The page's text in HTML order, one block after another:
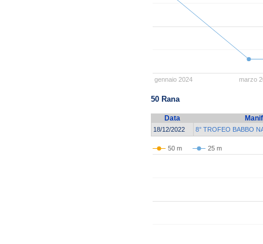
gennaio 2024 marzo
50 Rana
Data
18/12/2022 8° TROFEO BABBO
50 m 25 m